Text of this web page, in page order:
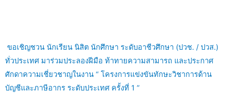
ขอเชิญชวน นักเรียน นิสิต นักศึกษา ระดับอาชีวศึกษา (ปวช. / ปวส.)
ทั่วประเทศ มาร่วมประลองฝีมือ ท้าทายความสามารถ และประกาศ
ศักดาความเชี่ยวชาญในงาน “ โครงการแข่งขันทักษะวิชาการด้าน
บัญชีและภาษีอากร ระดับประเทศ ครั้งที่ 1 ”